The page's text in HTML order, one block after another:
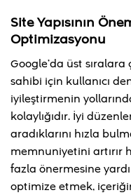
Site Yapısının
Optimizasyonu
Google’da üst
sahibi için kullanıcı
iyileştirmenin
kolaylığıdır. İyi
aradıklarını hızla
memnuniyetini artırır
fazla önermesine
optimize etmek,